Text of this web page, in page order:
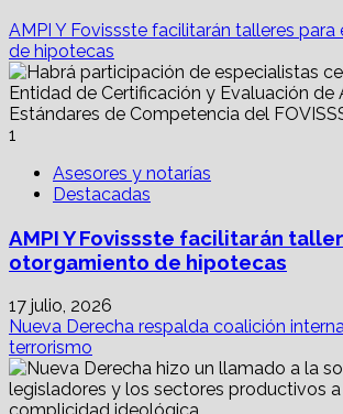
AMPI Y Fovissste facilitarán talleres
de hipotecas
1
Asesores y notarías
Destacadas
AMPI Y Fovissste facilitarán
otorgamiento de hipotecas
17 julio, 2026
Nueva Derecha respalda coalición
terrorismo